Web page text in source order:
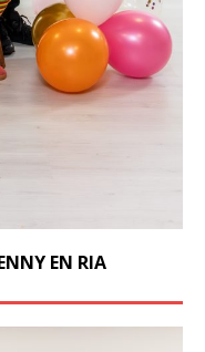
EN RIA